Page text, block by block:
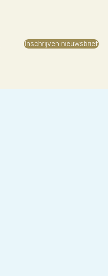
Inschrijven nieuwsbrief